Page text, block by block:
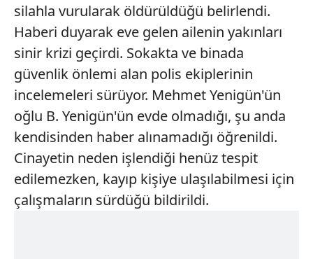
silahla vurularak öldürüldüğü belirlendi.
Haberi duyarak eve gelen ailenin yakınları
sinir krizi geçirdi. Sokakta ve binada
güvenlik önlemi alan polis ekiplerinin
incelemeleri sürüyor. Mehmet Yenigün'ün
oğlu B. Yenigün'ün evde olmadığı, şu anda
kendisinden haber alınamadığı öğrenildi.
Cinayetin neden işlendiği henüz tespit
edilemezken, kayıp kişiye ulaşılabilmesi için
çalışmaların sürdüğü bildirildi.